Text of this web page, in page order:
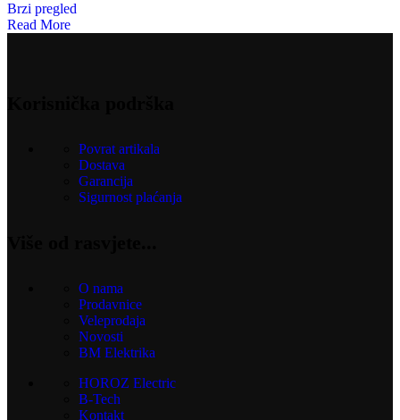
Brzi pregled
Read More
Povrat artikala
Dostava
Garancija
Sigurnost plaćanja
O nama
Prodavnice
Veleprodaja
Novosti
BM Elektrika
HOROZ Electric
B-Tech
Kontakt